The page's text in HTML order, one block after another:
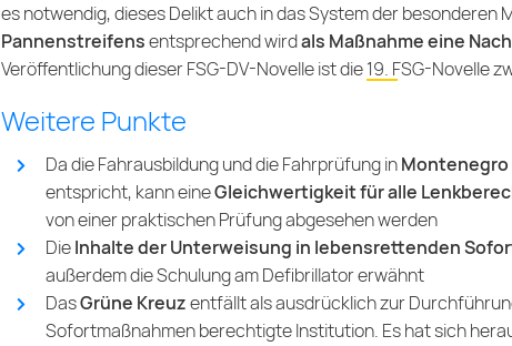
es notwendig, dieses Delikt auch in das System der besonderen
Pannenstreifensentsprechend wirdals Maßnahme eine
Veröffentlichung dieser FSG-DV-Novelle ist die19. FSG-Novelle
Weitere Punkte
Da die Fahrausbildung und die Fahrprüfung inMontenegro
entspricht, kann eineGleichwertigkeit für alle
von einer praktischen Prüfung abgesehen werden
DieInhalte der Unterweisung in lebensrettenden
außerdem die Schulung am Defibrillator erwähnt
DasGrüne Kreuzentfällt als ausdrücklich zur
Sofortmaßnahmen berechtigte Institution. Es hat sich